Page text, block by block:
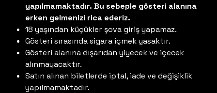
yapılmamaktadır. Bu sebeple gösteri alanına
erken gelmenizi rica ederiz.
18 yaşından küçükler şova giriş yapamaz.
Gösteri sırasında sigara içmek yasaktır.
Gösteri alanına dışarıdan yiyecek ve içecek
alınmayacaktır.
Satın alınan biletlerde iptal, iade ve değişiklik
yapılmamaktadır.